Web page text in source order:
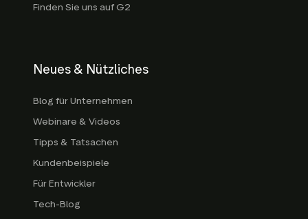
Finden Sie uns auf G2
Neues & Nützliches
Blog für Unternehmen
Webinare & Videos
Tipps & Tatsachen
Kundenbeispiele
Für Entwickler
Tech-Blog